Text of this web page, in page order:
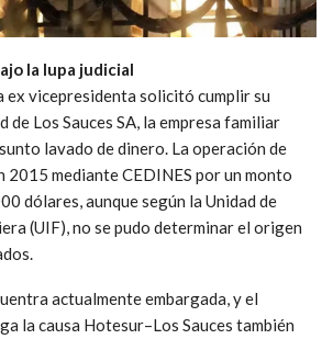
la lupa judicial
ex vicepresidenta solicitó cumplir su
de Los Sauces SA, la empresa familiar
lavado de dinero. La operación de
2015 mediante CEDINES por un monto
dólares, aunque según la Unidad de
(UIF), no se pudo determinar el origen
actualmente embargada, y el
la causa Hotesur–Los Sauces también